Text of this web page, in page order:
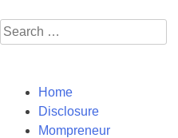
Search
for:
Home
Disclosure
Mompreneur